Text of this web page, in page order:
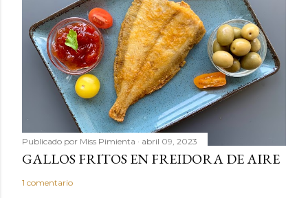
r
i
o
Publicado por Miss Pimienta abril 09, 2023
GALLOS FRITOS EN FREIDORA DE AIRE
1 comentario